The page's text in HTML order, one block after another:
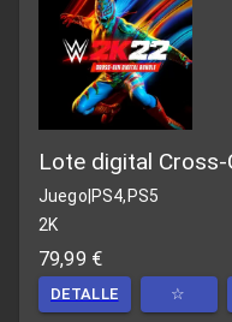
Lote digital Cross-
Juego|PS4,PS5
2K
79,99 €
DETALLE ☆